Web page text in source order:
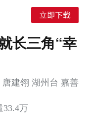
长三角“幸
建翎 湖州台 嘉善
33.4万